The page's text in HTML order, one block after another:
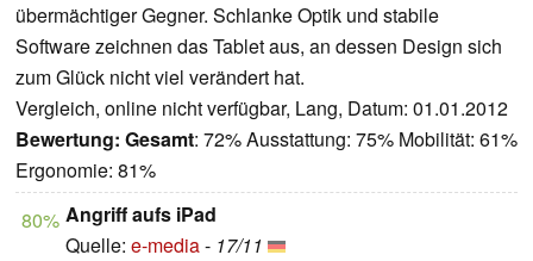
übermächtiger Gegner. Schlanke Optik und stabile
Software zeichnen das Tablet aus, an dessen Design sich
zum Glück nicht viel verändert hat.
Vergleich, online nicht verfügbar, Lang, Datum: 01.01.2012
Bewertung: Gesamt: 72% Ausstattung: 75% Mobilität: 61%
Ergonomie: 81%
80% Angriff aufs iPad
Quelle: e-media- 17/11